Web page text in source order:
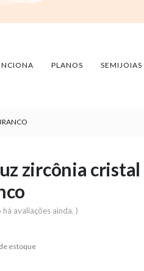
PLANOS SEMIJOIAS
zircônia
há avaliações ainda. )
estoque